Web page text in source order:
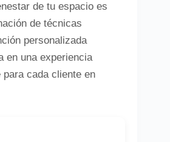
de tu espacio es
de técnicas
personalizada
en una experiencia
cada cliente en